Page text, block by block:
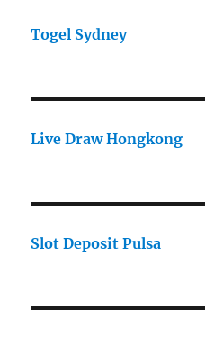
Togel Sydney
Live Draw Hongkong
Slot Deposit Pulsa